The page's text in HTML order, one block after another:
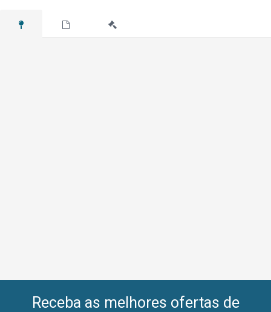
Receba as melhores ofertas de